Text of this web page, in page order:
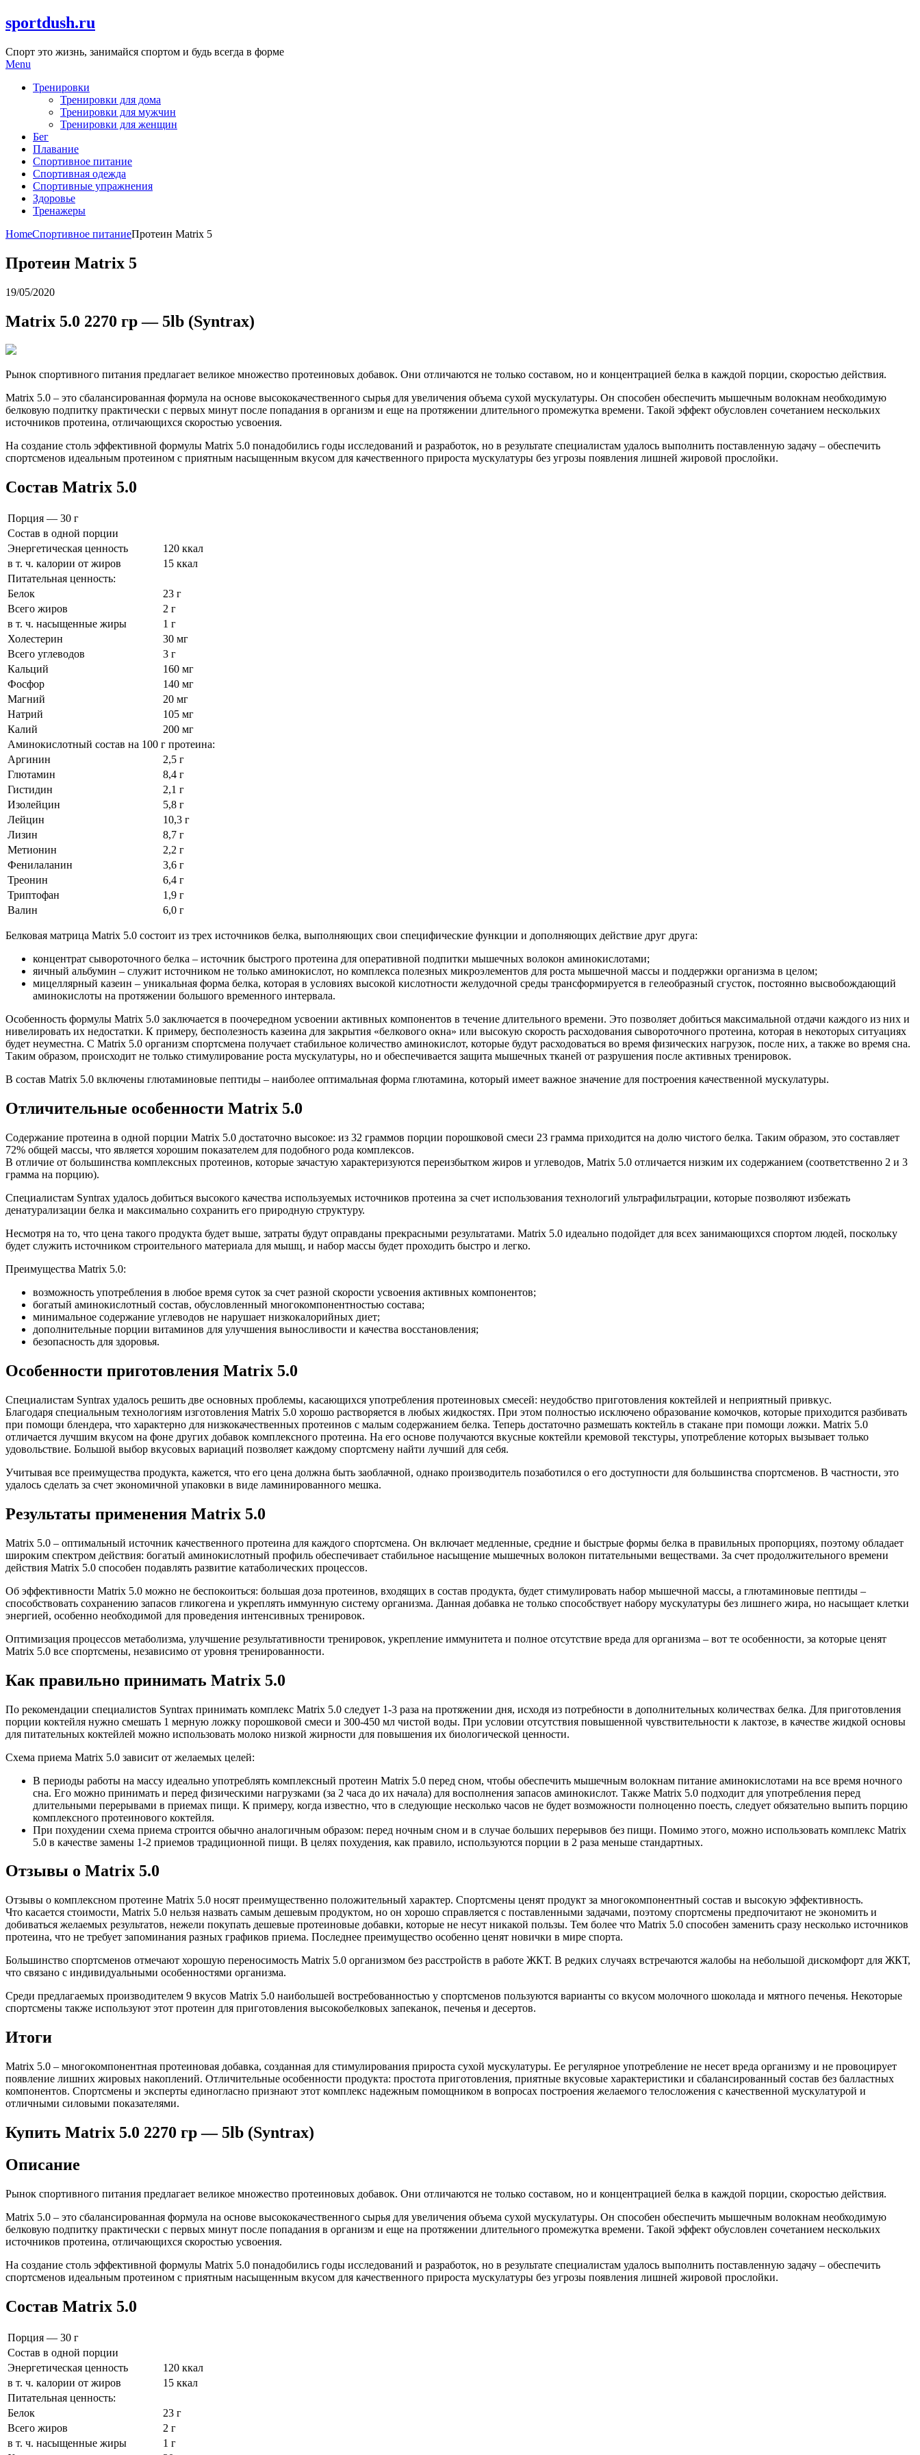
Skip
to
sportdush.ru
Спорт это жизнь, занимайся спортом и будь всегда в форме
Menu
Тренировки
Тренировки для дома
Тренировки для мужчин
Тренировки для женщин
Бег
Плавание
Спортивное питание
Спортивная одежда
Спортивные упражнения
Здоровье
Тренажеры
HomeСпортивное питаниеПротеин Matrix 5
Протеин Matrix 5
19/05/2020
Matrix 5.0 2270 гр — 5lb (Syntrax)
Рынок спортивного питания предлагает великое множество протеиновых добавок. Они отличаются не только составом, но и концентрацией белка в каждой порции, скоростью действия.
Matrix 5.0 – это сбалансированная формула на основе высококачественного сырья для увеличения объема сухой мускулатуры. Он способен обеспечить мышечным волокнам необходимую
белковую подпитку практически с первых минут после попадания в организм и еще на протяжении длительного промежутка времени. Такой эффект обусловлен сочетанием нескольких
источников протеина, отличающихся скоростью усвоения.
На создание столь эффективной формулы Matrix 5.0 понадобились годы исследований и разработок, но в результате специалистам удалось выполнить поставленную задачу – обеспечить
спортсменов идеальным протеином с приятным насыщенным вкусом для качественного прироста мускулатуры без угрозы появления лишней жировой прослойки.
Состав Matrix 5.0
Порция — 30 г
Состав в одной порции
Энергетическая ценность
120 ккал
в т. ч. калории от жиров
15 ккал
Питательная ценность:
Белок
23 г
Всего жиров
2 г
в т. ч. насыщенные жиры
1 г
Холестерин
30 мг
Всего углеводов
3 г
Кальций
160 мг
Фосфор
140 мг
Магний
20 мг
Натрий
105 мг
Калий
200 мг
Аминокислотный состав на 100 г протеина:
Аргинин
2,5 г
Глютамин
8,4 г
Гистидин
2,1 г
Изолейцин
5,8 г
Лейцин
10,3 г
Лизин
8,7 г
Метионин
2,2 г
Фенилаланин
3,6 г
Треонин
6,4 г
Триптофан
1,9 г
Валин
6,0 г
Белковая матрица Matrix 5.0 состоит из трех источников белка, выполняющих свои специфические функции и дополняющих действие друг друга:
концентрат сывороточного белка – источник быстрого протеина для оперативной подпитки мышечных волокон аминокислотами;
яичный альбумин – служит источником не только аминокислот, но комплекса полезных микроэлементов для роста мышечной массы и поддержки организма в целом;
мицеллярный казеин – уникальная форма белка, которая в условиях высокой кислотности желудочной среды трансформируется в гелеобразный сгусток, постоянно высвобождающий
аминокислоты на протяжении большого временного интервала.
Особенность формулы Matrix 5.0 заключается в поочередном усвоении активных компонентов в течение длительного времени. Это позволяет добиться максимальной отдачи каждого из них и
нивелировать их недостатки. К примеру, бесполезность казеина для закрытия «белкового окна» или высокую скорость расходования сывороточного протеина, которая в некоторых ситуациях
будет неуместна. С Matrix 5.0 организм спортсмена получает стабильное количество аминокислот, которые будут расходоваться во время физических нагрузок, после них, а также во время сна.
Таким образом, происходит не только стимулирование роста мускулатуры, но и обеспечивается защита мышечных тканей от разрушения после активных тренировок.
В состав Matrix 5.0 включены глютаминовые пептиды – наиболее оптимальная форма глютамина, который имеет важное значение для построения качественной мускулатуры.
Отличительные особенности Matrix 5.0
Содержание протеина в одной порции Matrix 5.0 достаточно высокое: из 32 граммов порции порошковой смеси 23 грамма приходится на долю чистого белка. Таким образом, это составляет
72% общей массы, что является хорошим показателем для подобного рода комплексов.
В отличие от большинства комплексных протеинов, которые зачастую характеризуются переизбытком жиров и углеводов, Matrix 5.0 отличается низким их содержанием (соответственно 2 и 3
грамма на порцию).
Специалистам Syntrax удалось добиться высокого качества используемых источников протеина за счет использования технологий ультрафильтрации, которые позволяют избежать
денатурализации белка и максимально сохранить его природную структуру.
Несмотря на то, что цена такого продукта будет выше, затраты будут оправданы прекрасными результатами. Matrix 5.0 идеально подойдет для всех занимающихся спортом людей, поскольку
будет служить источником строительного материала для мышц, и набор массы будет проходить быстро и легко.
Преимущества Matrix 5.0:
возможность употребления в любое время суток за счет разной скорости усвоения активных компонентов;
богатый аминокислотный состав, обусловленный многокомпонентностью состава;
минимальное содержание углеводов не нарушает низкокалорийных диет;
дополнительные порции витаминов для улучшения выносливости и качества восстановления;
безопасность для здоровья.
Особенности приготовления Matrix 5.0
Специалистам Syntrax удалось решить две основных проблемы, касающихся употребления протеиновых смесей: неудобство приготовления коктейлей и неприятный привкус.
Благодаря специальным технологиям изготовления Matrix 5.0 хорошо растворяется в любых жидкостях. При этом полностью исключено образование комочков, которые приходится разбивать
при помощи блендера, что характерно для низкокачественных протеинов с малым содержанием белка. Теперь достаточно размешать коктейль в стакане при помощи ложки. Matrix 5.0
отличается лучшим вкусом на фоне других добавок комплексного протеина. На его основе получаются вкусные коктейли кремовой текстуры, употребление которых вызывает только
удовольствие. Большой выбор вкусовых вариаций позволяет каждому спортсмену найти лучший для себя.
Учитывая все преимущества продукта, кажется, что его цена должна быть заоблачной, однако производитель позаботился о его доступности для большинства спортсменов. В частности, это
удалось сделать за счет экономичной упаковки в виде ламинированного мешка.
Результаты применения Matrix 5.0
Matrix 5.0 – оптимальный источник качественного протеина для каждого спортсмена. Он включает медленные, средние и быстрые формы белка в правильных пропорциях, поэтому обладает
широким спектром действия: богатый аминокислотный профиль обеспечивает стабильное насыщение мышечных волокон питательными веществами. За счет продолжительного времени
действия Matrix 5.0 способен подавлять развитие катаболических процессов.
Об эффективности Matrix 5.0 можно не беспокоиться: большая доза протеинов, входящих в состав продукта, будет стимулировать набор мышечной массы, а глютаминовые пептиды –
способствовать сохранению запасов гликогена и укреплять иммунную систему организма. Данная добавка не только способствует набору мускулатуры без лишнего жира, но насыщает клетки
энергией, особенно необходимой для проведения интенсивных тренировок.
Оптимизация процессов метаболизма, улучшение результативности тренировок, укрепление иммунитета и полное отсутствие вреда для организма – вот те особенности, за которые ценят
Matrix 5.0 все спортсмены, независимо от уровня тренированности.
Как правильно принимать Matrix 5.0
По рекомендации специалистов Syntrax принимать комплекс Matrix 5.0 следует 1-3 раза на протяжении дня, исходя из потребности в дополнительных количествах белка. Для приготовления
порции коктейля нужно смешать 1 мерную ложку порошковой смеси и 300-450 мл чистой воды. При условии отсутствия повышенной чувствительности к лактозе, в качестве жидкой основы
для питательных коктейлей можно использовать молоко низкой жирности для повышения их биологической ценности.
Схема приема Matrix 5.0 зависит от желаемых целей:
В периоды работы на массу идеально употреблять комплексный протеин Matrix 5.0 перед сном, чтобы обеспечить мышечным волокнам питание аминокислотами на все время ночного
сна. Его можно принимать и перед физическими нагрузками (за 2 часа до их начала) для восполнения запасов аминокислот. Также Matrix 5.0 подходит для употребления перед
длительными перерывами в приемах пищи. К примеру, когда известно, что в следующие несколько часов не будет возможности полноценно поесть, следует обязательно выпить порцию
комплексного протеинового коктейля.
При похудении схема приема строится обычно аналогичным образом: перед ночным сном и в случае больших перерывов без пищи. Помимо этого, можно использовать комплекс Matrix
5.0 в качестве замены 1-2 приемов традиционной пищи. В целях похудения, как правило, используются порции в 2 раза меньше стандартных.
Отзывы о Matrix 5.0
Отзывы о комплексном протеине Matrix 5.0 носят преимущественно положительный характер. Спортсмены ценят продукт за многокомпонентный состав и высокую эффективность.
Что касается стоимости, Matrix 5.0 нельзя назвать самым дешевым продуктом, но он хорошо справляется с поставленными задачами, поэтому спортсмены предпочитают не экономить и
добиваться желаемых результатов, нежели покупать дешевые протеиновые добавки, которые не несут никакой пользы. Тем более что Matrix 5.0 способен заменить сразу несколько источников
протеина, что не требует запоминания разных графиков приема. Последнее преимущество особенно ценят новички в мире спорта.
Большинство спортсменов отмечают хорошую переносимость Matrix 5.0 организмом без расстройств в работе ЖКТ. В редких случаях встречаются жалобы на небольшой дискомфорт для ЖКТ,
что связано с индивидуальными особенностями организма.
Среди предлагаемых производителем 9 вкусов Matrix 5.0 наибольшей востребованностью у спортсменов пользуются варианты со вкусом молочного шоколада и мятного печенья. Некоторые
спортсмены также используют этот протеин для приготовления высокобелковых запеканок, печенья и десертов.
Итоги
Matrix 5.0 – многокомпонентная протеиновая добавка, созданная для стимулирования прироста сухой мускулатуры. Ее регулярное употребление не несет вреда организму и не провоцирует
появление лишних жировых накоплений. Отличительные особенности продукта: простота приготовления, приятные вкусовые характеристики и сбалансированный состав без балластных
компонентов. Спортсмены и эксперты единогласно признают этот комплекс надежным помощником в вопросах построения желаемого телосложения с качественной мускулатурой и
отличными силовыми показателями.
Купить Matrix 5.0 2270 гр — 5lb (Syntrax)
Описание
Рынок спортивного питания предлагает великое множество протеиновых добавок. Они отличаются не только составом, но и концентрацией белка в каждой порции, скоростью действия.
Matrix 5.0 – это сбалансированная формула на основе высококачественного сырья для увеличения объема сухой мускулатуры. Он способен обеспечить мышечным волокнам необходимую
белковую подпитку практически с первых минут после попадания в организм и еще на протяжении длительного промежутка времени. Такой эффект обусловлен сочетанием нескольких
источников протеина, отличающихся скоростью усвоения.
На создание столь эффективной формулы Matrix 5.0 понадобились годы исследований и разработок, но в результате специалистам удалось выполнить поставленную задачу – обеспечить
спортсменов идеальным протеином с приятным насыщенным вкусом для качественного прироста мускулатуры без угрозы появления лишней жировой прослойки.
Состав Matrix 5.0
Порция — 30 г
Состав в одной порции
Энергетическая ценность
120 ккал
в т. ч. калории от жиров
15 ккал
Питательная ценность:
Белок
23 г
Всего жиров
2 г
в т. ч. насыщенные жиры
1 г